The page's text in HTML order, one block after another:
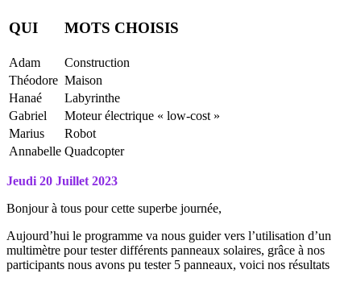
QUI MOTS CHOISIS
Adam
Construction
Théodore Maison
Hanaé
Labyrinthe
Gabriel
Moteur électrique « low-cost »
Marius
Robot
Annabelle Quadcopter
Jeudi 20 Juillet 2023
Bonjour à tous pour cette superbe journée,
Aujourd’hui le programme va nous guider vers l’utilisation d’un
multimètre pour tester différents panneaux solaires, grâce à nos
participants nous avons pu tester 5 panneaux, voici nos résultats